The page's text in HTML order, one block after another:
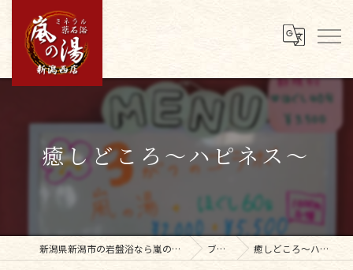
癒しどころ〜ハピネス〜
新潟県新潟市の岩盤浴なら嵐の湯新潟西店 ブログ 癒しどころ〜ハピネス〜